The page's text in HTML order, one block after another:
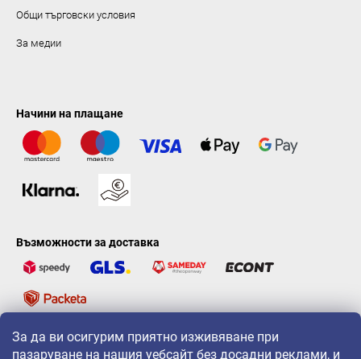
За да ви осигурим приятно изживяване при
пазаруване на нашия уебсайт без досадни реклами, и
Общи търговски условия
За медии
Начини на плащане
Възможности за доставка
LAVONIO по света